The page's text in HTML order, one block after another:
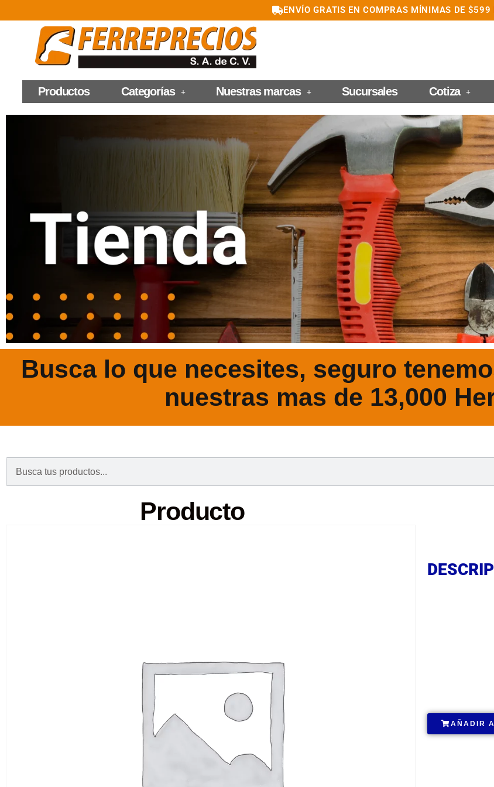
ENVÍO GRATIS EN COMPRAS MÍNIMAS DE $599
Productos Categorías Nuestras marcas Sucursales Cotiza
Busca lo que necesites, seguro
nuestras mas de 13,000
Producto
AÑADIR